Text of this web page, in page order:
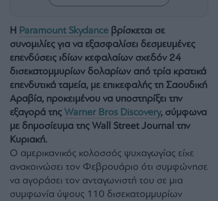
&
Style
Υγεία
Architecture
&
Design
Fashion
&
Art
Watches
Yachts
Table
For
Two
Η Paramount Skydance βρίσκεται σε
συνομιλίες για να εξασφαλίσει δεσμευμένες
επενδύσεις ιδίων κεφαλαίων σχεδόν 24
δισεκατομμυρίων δολαρίων από τρία κρατικά
επενδυτικά ταμεία, με επικεφαλής τη Σαουδική
Αραβία, προκειμένου να υποστηρίξει την
εξαγορά της Warner Bros Discovery, σύμφωνα
με δημοσίευμα της Wall Street Journal την
Κυριακή.
Ο αμερικανικός κολοσσός ψυχαγωγίας είχε
ανακοινώσει τον Φεβρουάριο ότι συμφώνησε
να αγοράσει τον ανταγωνιστή του σε μια
συμφωνία ύψους 110 δισεκατομμυρίων